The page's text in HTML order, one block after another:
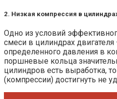
2. Низкая компрессия в
Одно из условий
смеси в цилиндрах двигателя
определенного давления в
поршневые кольца
цилиндров есть выработка,
(компрессии) достигнуть не